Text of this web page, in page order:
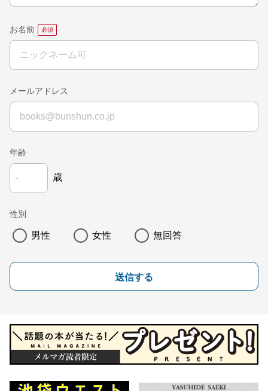
お名前
メールアドレス
年齢
歳
性別
男性 女性 無回答
送信する